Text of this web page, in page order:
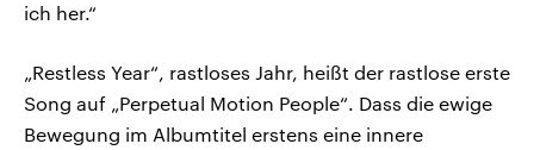
ich her.“
„Restless Year“, rastloses Jahr, heißt der rastlose erste
Song auf „Perpetual Motion People“. Dass die ewige
Bewegung im Albumtitel erstens eine innere